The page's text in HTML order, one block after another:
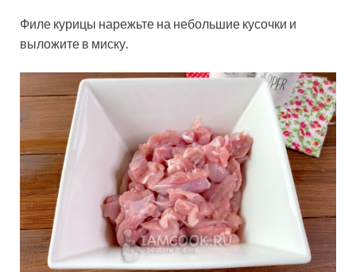
Филе курицы нарежьте на небольшие кусочки и
выложите в миску.